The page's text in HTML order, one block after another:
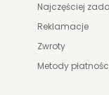
Najczęściej
Reklamacje
Zwroty
Metody